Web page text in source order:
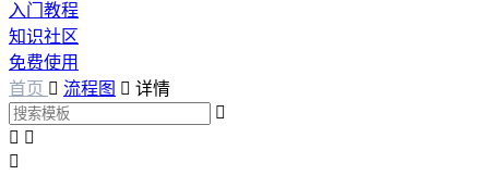
入门教程
知识社区
免费使用
首页  流程图  详情

 
